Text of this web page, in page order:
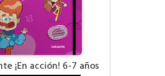
¡En acción! 6-7 años